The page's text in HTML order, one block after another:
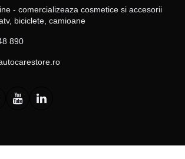
- comercializeaza cosmetice si accesorii
biciclete, camioane
890